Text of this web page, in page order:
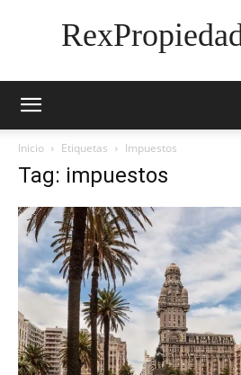
Inicio Etiquetas Impuestos
Tag: impuestos